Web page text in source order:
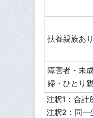
扶養親族あ
障害者・未
婦・ひとり
注釈1：合計
注釈2：同一